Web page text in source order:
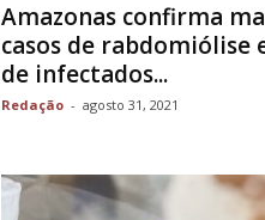
Amazonas confirma
casos de rabdomiólise
de infectados...
Redação - agosto 31, 2021